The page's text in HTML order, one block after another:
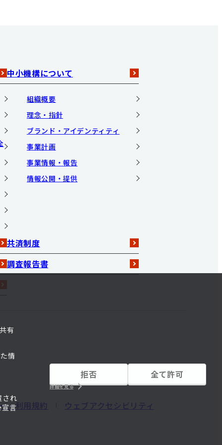
有
情
され
宣言
拒否 全て許可
詳細を見る
中小機構について
組織概要
理念・指針
ブランド・アイデンティティ
事業計画
事業情報・報告
情報公開・提供
共済制度
調査報告書
・利用規約 ウェブアクセシビリティ